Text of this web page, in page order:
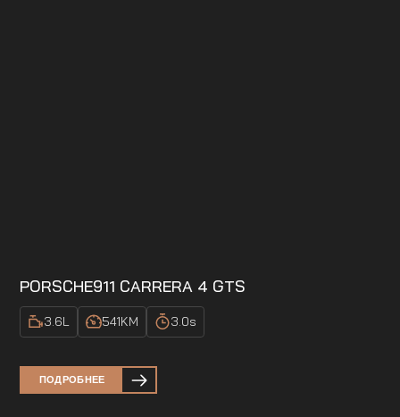
PORSCHE911 CARRERA 4 GTS
3.6L 541KM 3.0s
ПОДРОБНЕЕ